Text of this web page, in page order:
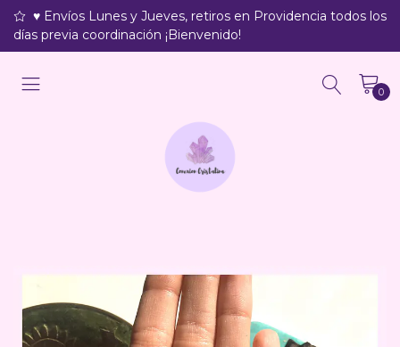
♥ Envíos Lunes y Jueves, retiros en Providencia todos los
días previa coordinación ¡Bienvenido!
0